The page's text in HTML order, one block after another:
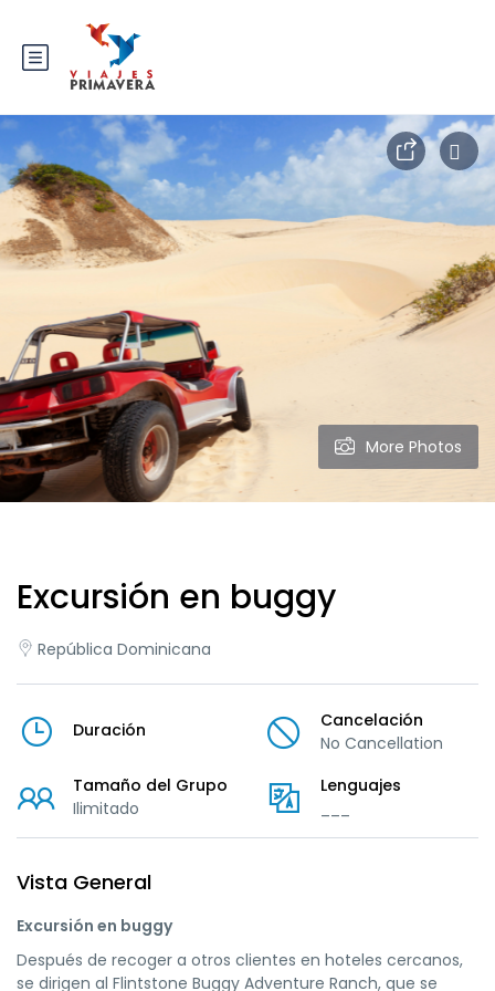
More Photos
Excursión en buggy
República Dominicana
Duración
Cancelación
No Cancellation
Tamaño del Grupo
Ilimitado
Lenguajes
Vista General
Excursión en buggy
Después de recoger a otros clientes en hoteles cercanos,
se dirigen al Flintstone Buggy Adventure Ranch, que se